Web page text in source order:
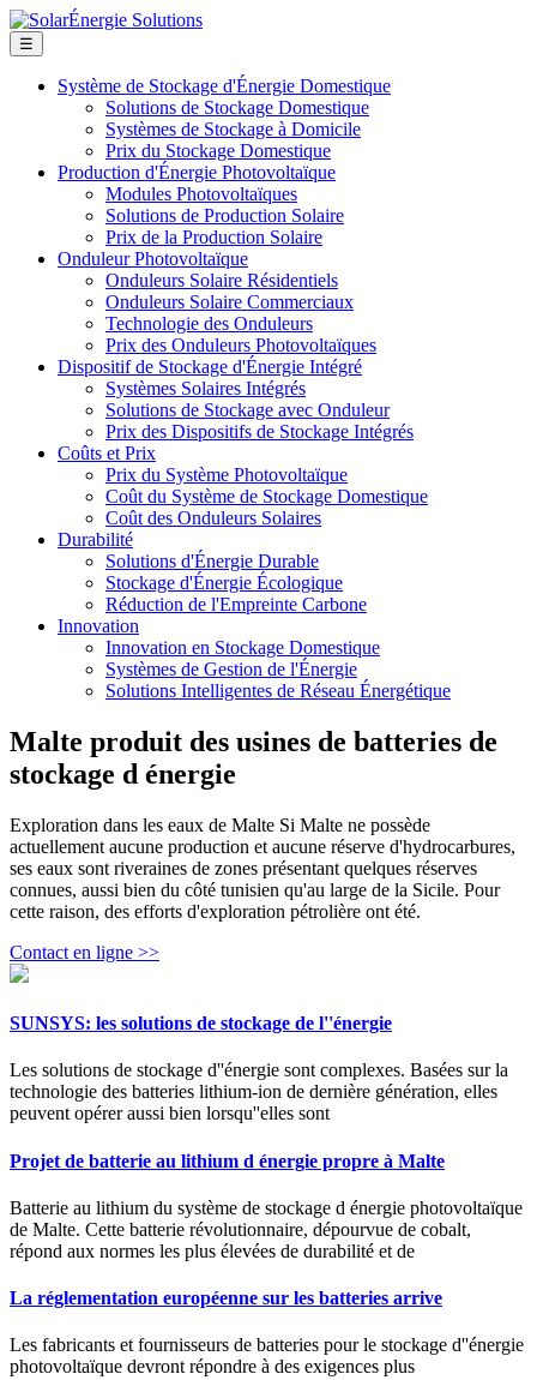
☰
Système de Stockage d'Énergie Domestique
Solutions de Stockage Domestique
Systèmes de Stockage à Domicile
Prix du Stockage Domestique
Production d'Énergie Photovoltaïque
Modules Photovoltaïques
Solutions de Production Solaire
Prix de la Production Solaire
Onduleur Photovoltaïque
Onduleurs Solaire Résidentiels
Onduleurs Solaire Commerciaux
Technologie des Onduleurs
Prix des Onduleurs Photovoltaïques
Dispositif de Stockage d'Énergie Intégré
Systèmes Solaires Intégrés
Solutions de Stockage avec Onduleur
Prix des Dispositifs de Stockage Intégrés
Coûts et Prix
Prix du Système Photovoltaïque
Coût du Système de Stockage Domestique
Coût des Onduleurs Solaires
Durabilité
Solutions d'Énergie Durable
Stockage d'Énergie Écologique
Réduction de l'Empreinte Carbone
Innovation
Innovation en Stockage Domestique
Systèmes de Gestion de l'Énergie
Solutions Intelligentes de Réseau Énergétique
Malte produit des usines de batteries de
stockage d énergie
Exploration dans les eaux de Malte Si Malte ne possède
actuellement aucune production et aucune réserve d'hydrocarbures,
ses eaux sont riveraines de zones présentant quelques réserves
connues, aussi bien du côté tunisien qu'au large de la Sicile. Pour
cette raison, des efforts d'exploration pétrolière ont été.
Contact en ligne >>
SUNSYS: les solutions de stockage de l''énergie
Les solutions de stockage d''énergie sont complexes. Basées sur la
technologie des batteries lithium-ion de dernière génération, elles
peuvent opérer aussi bien lorsqu''elles sont
Projet de batterie au lithium d énergie propre à Malte
Batterie au lithium du système de stockage d énergie photovoltaïque
de Malte. Cette batterie révolutionnaire, dépourvue de cobalt,
répond aux normes les plus élevées de durabilité et de
La réglementation européenne sur les batteries arrive
Les fabricants et fournisseurs de batteries pour le stockage d''énergie
photovoltaïque devront répondre à des exigences plus